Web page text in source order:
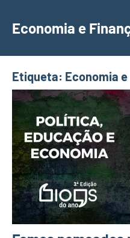
para
conteúdo
Economia e
Depósitos
IRS,
Finanças
Pessoais,
Calendários
Etiqueta: Economia